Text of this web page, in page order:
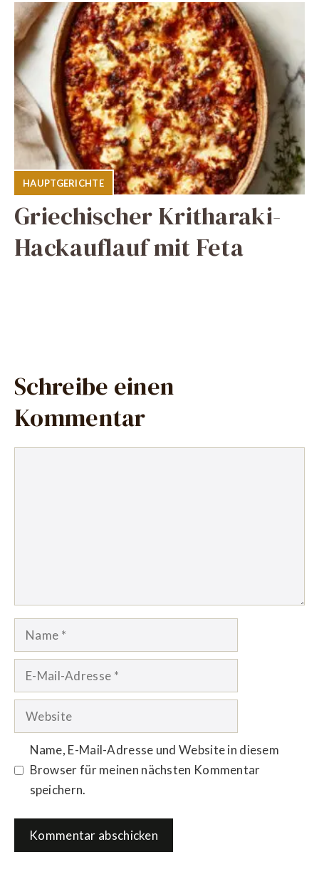
HAUPTGERICHTE
Griechischer Kritharaki-
Hackauflauf mit Feta
Schreibe einen
Kommentar
Name
Mail-
Adresse
Website
Name, E-Mail-Adresse und Website in diesem
Browser für meinen nächsten Kommentar
speichern.